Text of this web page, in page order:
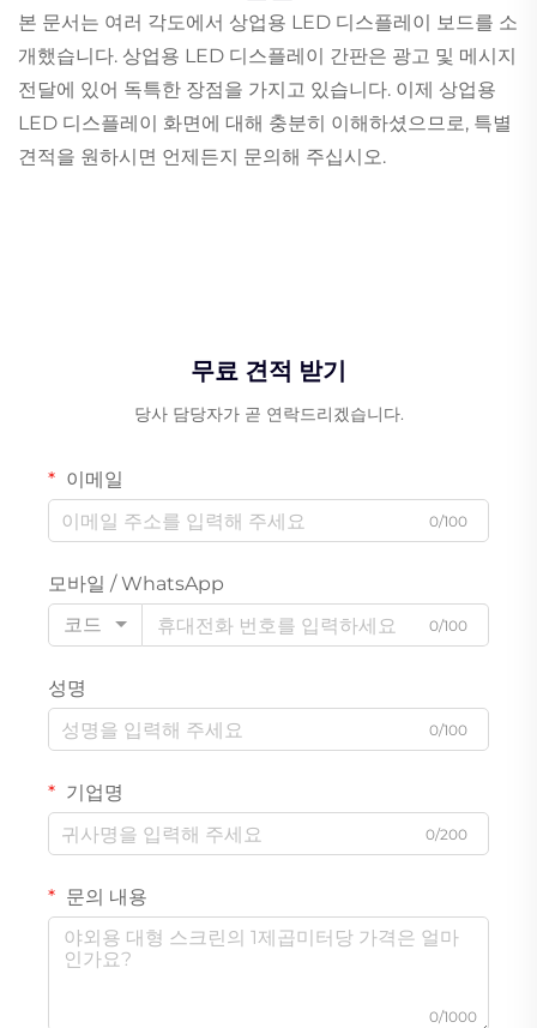
본 문서는 여러 각도에서 상업용 LED 디스플레이 보드를 소
개했습니다. 상업용 LED 디스플레이 간판은 광고 및 메시지
전달에 있어 독특한 장점을 가지고 있습니다. 이제 상업용
LED 디스플레이 화면에 대해 충분히 이해하셨으므로, 특별
견적을 원하시면 언제든지 문의해 주십시오.
무료 견적 받기
당사 담당자가 곧 연락드리겠습니다.
이메일
0/100
모바일 / WhatsApp
코드
0/100
성명
0/100
기업명
0/200
문의 내용
0/1000